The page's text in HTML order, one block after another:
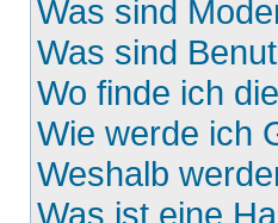
Was sind
Was sind
Wo finde ich
Wie werde ich
Weshalb
Was ist eine